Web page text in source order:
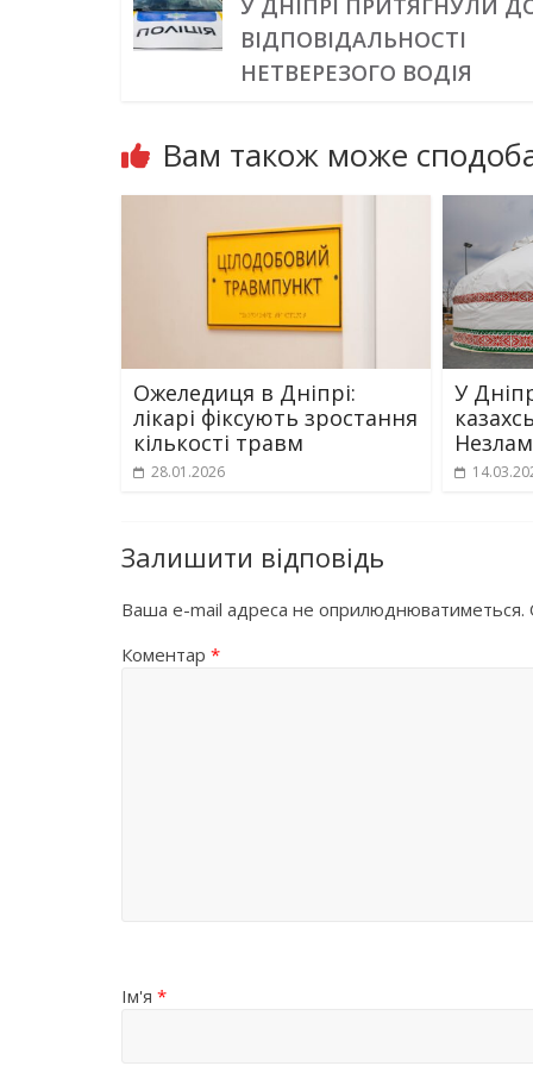
У ДНІПРІ ПРИТЯГНУЛИ
ВІДПОВІДАЛЬНОСТІ
НЕТВЕРЕЗОГО ВОДІЯ
Вам також може
Ожеледиця в Дніпрі:
лікарі фіксують зростання
кількості травм
28.01.2026
У
Залишити відповідь
Ваша e-mail адреса не оприлюднюватиметься.
Коментар *
Ім'я *